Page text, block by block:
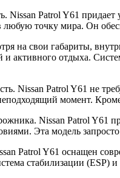
Patrol Y61
любую точку мира. Он
на свои габариты,
активного отдыха.
Nissan Patrol Y61 не
момент.
Nissan Patrol Y61
Эта модель
Patrol Y61 оснащен
стабилизации